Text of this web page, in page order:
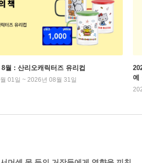
월 : 산리오캐릭터즈 유리컵
01일 ~ 2026년 08월 31일
예